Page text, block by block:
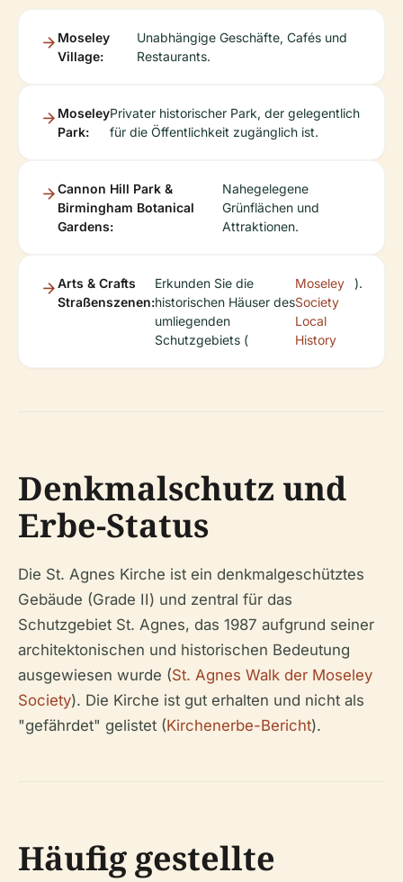
Moseley
Village:
Unabhängige Geschäfte, Cafés und
Restaurants.
Moseley
Park:
Privater historischer Park, der gelegentlich
für die Öffentlichkeit zugänglich ist.
Cannon Hill Park &
Birmingham Botanical
Gardens:
Nahegelegene
Grünflächen und
Attraktionen.
Arts & Crafts
Straßenszenen:
Erkunden Sie die
historischen Häuser des
umliegenden
Schutzgebiets (
Moseley
Society
Local
History
).
Denkmalschutz und
Erbe-Status
Die St. Agnes Kirche ist ein denkmalgeschütztes
Gebäude (Grade II) und zentral für das
Schutzgebiet St. Agnes, das 1987 aufgrund seiner
architektonischen und historischen Bedeutung
ausgewiesen wurde (St. Agnes Walk der Moseley
Society). Die Kirche ist gut erhalten und nicht als
"gefährdet" gelistet (Kirchenerbe-Bericht).
Häufig gestellte